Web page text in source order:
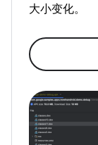
大小变化。